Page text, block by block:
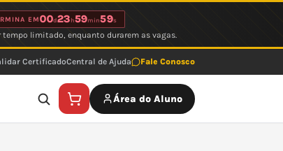
EM00d23 h59min59s
tempo limitado, enquanto durarem as vagas.
CertificadoCentral de Ajuda Fale Conosco
Área do Aluno